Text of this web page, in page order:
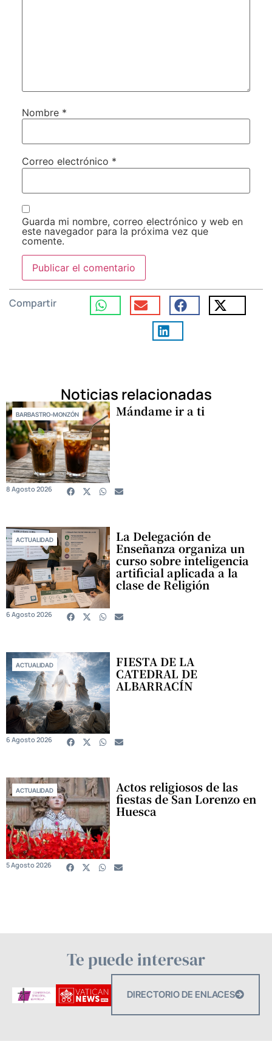
Nombre *
Correo electrónico *
Guarda mi nombre, correo electrónico y web en
este navegador para la próxima vez que
comente.
Compartir
Noticias relacionadas
BARBASTRO-MONZÓN Mándame ir a ti
8 Agosto 2026
ACTUALIDAD La Delegación de
Enseñanza organiza un
curso sobre inteligencia
artificial aplicada a la
clase de Religión
6 Agosto 2026
ACTUALIDAD FIESTA DE LA
CATEDRAL DE
ALBARRACÍN
6 Agosto 2026
ACTUALIDAD Actos religiosos de las
fiestas de San Lorenzo en
Huesca
5 Agosto 2026
Te puede interesar
DIRECTORIO DE ENLACES